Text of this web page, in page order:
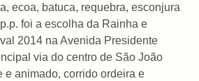
ecoa, batuca, requebra, esconjura
foi a escolha da Rainha e
2014 na Avenida Presidente
via do centro de São João
e animado, corrido ordeira e